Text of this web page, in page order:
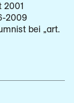
2001
2009
bei „art.